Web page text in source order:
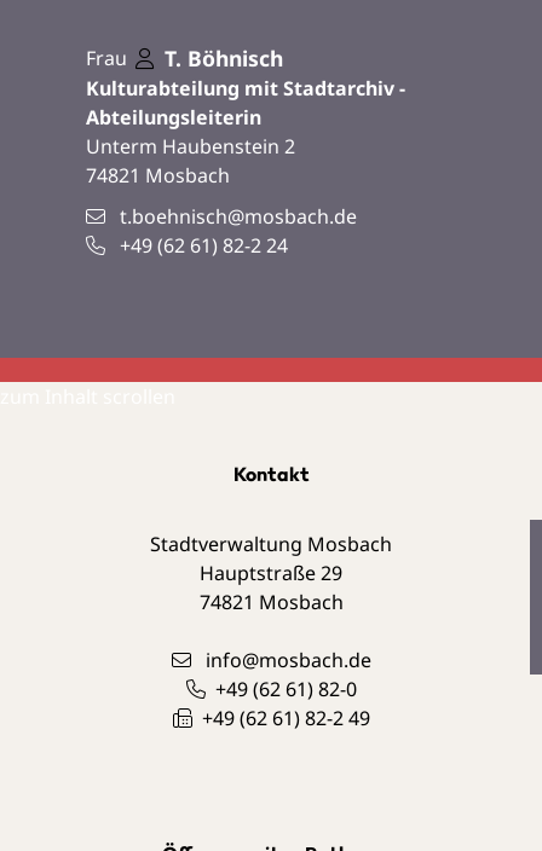
Frau T. Böhnisch
Kulturabteilung mit Stadtarchiv -
Abteilungsleiterin
Unterm Haubenstein 2
74821 Mosbach
t.boehnisch@mosbach.de
+49 (62 61) 82-224
Kontakt
Stadtverwaltung Mosbach
Hauptstraße 29
74821 Mosbach
info@mosbach.de
+49 (62 61) 82-0
+49 (62 61) 82-2 49